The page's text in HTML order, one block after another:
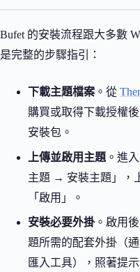
Bufet 的安裝流程跟大多數
是完整的步驟指引：
下載主題檔案 。從
購買或取得下載授權
安裝包。
上傳並啟用主題 。進
主題 → 安裝主題」，
「啟用」。
安裝必要外掛。啟用後
題所需的配套外掛（
匯入工具），照著提